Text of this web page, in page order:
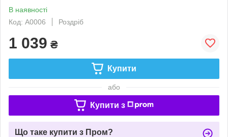
В наявності
Код: A0006
Роздріб
1 039 ₴
Купити
або
Купити з
Що таке купити з Пром?